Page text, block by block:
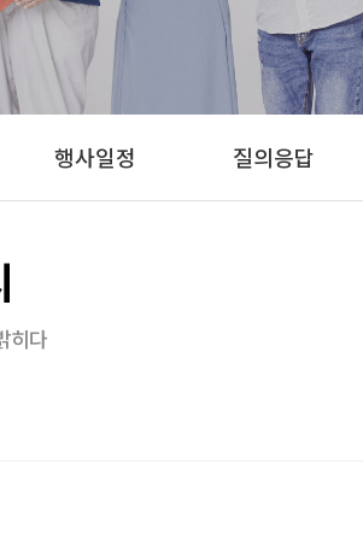
행사일정 질의응답
히다